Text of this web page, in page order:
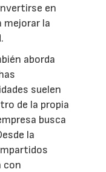
en
la
aborda
suelen
de la propia
busca
la
con